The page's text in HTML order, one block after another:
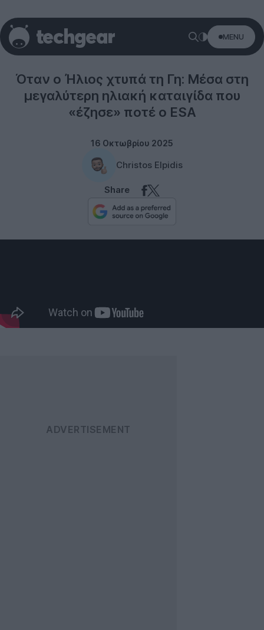
MENU
Όταν ο Ήλιος χτυπά τη Γη: Μέσα στη
μεγαλύτερη ηλιακή καταιγίδα που
«έζησε» ποτέ ο ESA
16 Οκτωβρίου 2025
Christos Elpidis
Share